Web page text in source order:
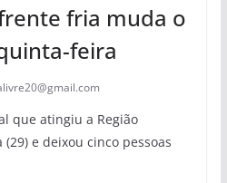
fria muda o
feira
que atingiu a Região
e deixou cinco pessoas